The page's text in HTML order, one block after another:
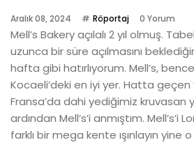
Aralık 08, 2024 Röportaj 0 Yorum
Mell’s Bakery açılalı 2 yıl olmuş.
uzunca bir süre açılmasını
hafta gibi hatırlıyorum. Mell’s,
Kocaeli’deki en iyi yer. Hatta geçen
Fransa’da dahi yediğimiz kruvasan
ardından Mell’s’i anmıştım. Mell’s’i
farklı bir mega kente ışınlayın yine